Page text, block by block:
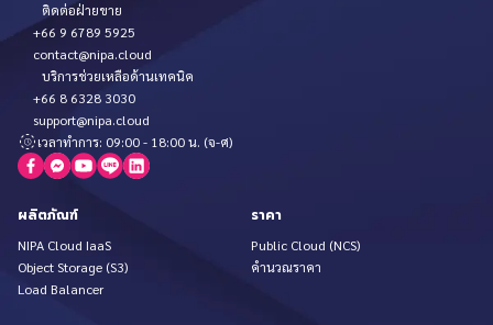
ติดต่อฝ่ายขาย
+66 9 6789 5925
contact@nipa.cloud
บริการช่วยเหลือด้านเทคนิค
+66 8 6328 3030
support@nipa.cloud
เวลาทำการ: 09:00 - 18:00 น. (จ-ศ)
ผลิตภัณฑ์
NIPA Cloud IaaS
Object Storage (S3)
Load Balancer
ราคา
Public Cloud (NCS)
คำนวณราคา